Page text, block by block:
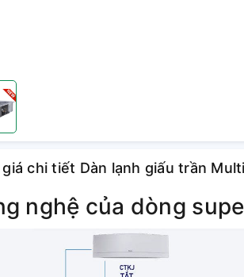
chi tiết Dàn lạnh giấu trần
nghệ của dòng